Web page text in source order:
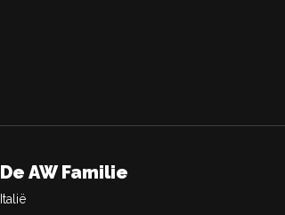
De AW Familie
Italië